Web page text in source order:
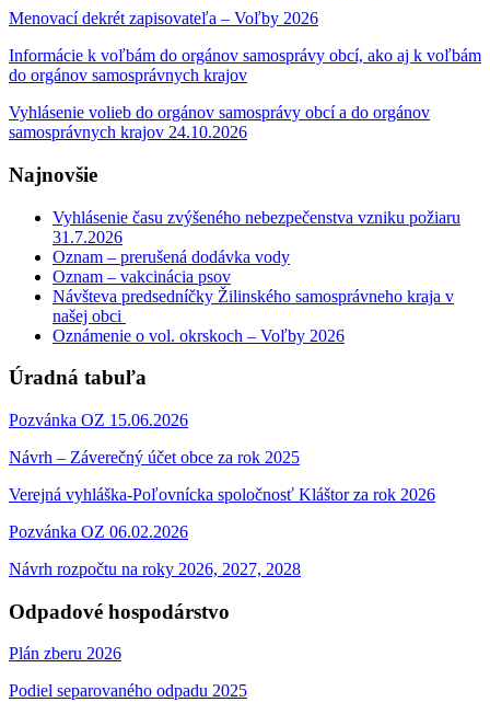
Menovací dekrét zapisovateľa – Voľby 2026
Informácie k voľbám do orgánov samosprávy obcí, ako aj k voľbám
do orgánov samosprávnych krajov
Vyhlásenie volieb do orgánov samosprávy obcí a do orgánov
samosprávnych krajov 24.10.2026
Najnovšie
Vyhlásenie času zvýšeného nebezpečenstva vzniku požiaru
31.7.2026
Oznam – prerušená dodávka vody
Oznam – vakcinácia psov
Návšteva predsedníčky Žilinského samosprávneho kraja v
našej obci
Oznámenie o vol. okrskoch – Voľby 2026
Úradná tabuľa
Pozvánka OZ 15.06.2026
Návrh – Záverečný účet obce za rok 2025
Verejná vyhláška-Poľovnícka spoločnosť Kláštor za rok 2026
Pozvánka OZ 06.02.2026
Návrh rozpočtu na roky 2026, 2027, 2028
Odpadové hospodárstvo
Plán zberu 2026
Podiel separovaného odpadu 2025